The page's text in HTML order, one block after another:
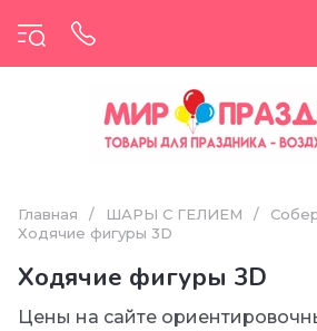
Главная / ШАРЫ С ГЕЛИЕМ /
Ходячие фигуры 3D
Ходячие фигуры 3D
Цены на сайте